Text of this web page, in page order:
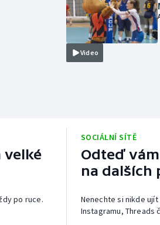
Video
velké
po ruce.
SOCIÁLNÍ SÍTĚ
Odteď
na dalších
Nenechte si nikde
Instagramu, Threads